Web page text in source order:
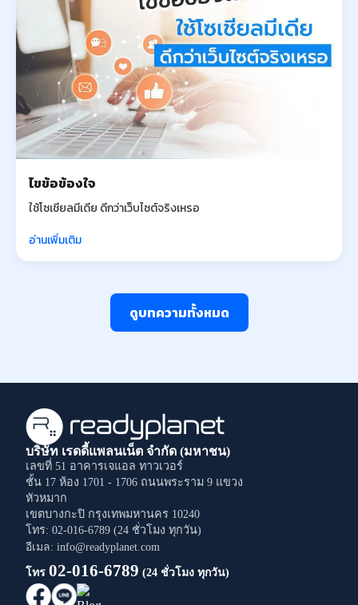
ไขข้อข้องใจ
ใช้โซเชียลมีเดีย ดีกว่าเว็บไซต์จริงเหรอ
อ่านเพิ่มเติม
ดูบทความทั้งหมด
บริษัท เรดดี้แพลนเน็ต จำกัด (มหาชน)
เลขที่ 51 อาคารเจแอล ทาวเวอร์
ชั้น 17 ห้อง 1701 - 1706 ถนนพระราม 9 แขวง
หัวหมาก
เขตบางกะปิ กรุงเทพมหานคร 10240
โทร: 02-016-6789 (24 ชั่วโมง ทุกวัน)
อีเมล: info@readyplanet.com
โทร 02-016-6789 (24 ชั่วโมง ทุกวัน)